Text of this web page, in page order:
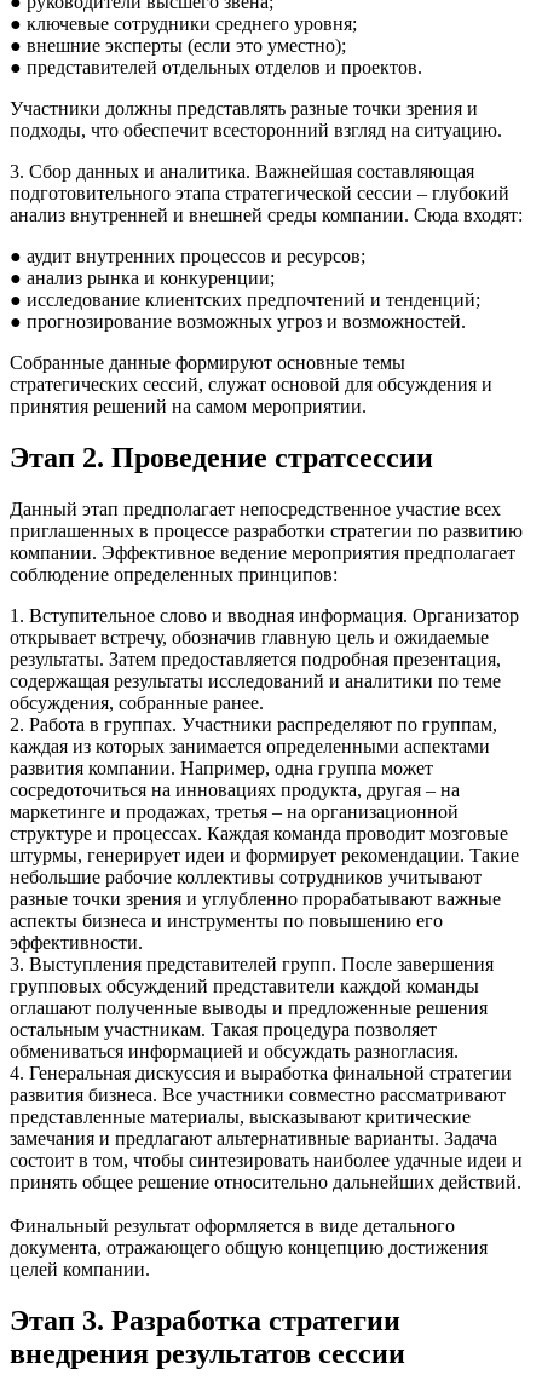
● ключевые сотрудники среднего уровня;
● внешние эксперты (если это уместно);
● представителей отдельных отделов и проектов.
Участники должны представлять разные точки зрения и
подходы, что обеспечит всесторонний взгляд на ситуацию.
3. Сбор данных и аналитика. Важнейшая составляющая
подготовительного этапа стратегической сессии – глубокий
анализ внутренней и внешней среды компании. Сюда входят:
● аудит внутренних процессов и ресурсов;
● анализ рынка и конкуренции;
● исследование клиентских предпочтений и тенденций;
● прогнозирование возможных угроз и возможностей.
Собранные данные формируют основные темы
стратегических сессий, служат основой для обсуждения и
принятия решений на самом мероприятии.
Этап 2. Проведение стратсессии
Данный этап предполагает непосредственное участие всех
приглашенных в процессе разработки стратегии по развитию
компании. Эффективное ведение мероприятия предполагает
соблюдение определенных принципов:
1. Вступительное слово и вводная информация. Организатор
открывает встречу, обозначив главную цель и ожидаемые
результаты. Затем предоставляется подробная презентация,
содержащая результаты исследований и аналитики по теме
обсуждения, собранные ранее.
2. Работа в группах. Участники распределяют по группам,
каждая из которых занимается определенными аспектами
развития компании. Например, одна группа может
сосредоточиться на инновациях продукта, другая – на
маркетинге и продажах, третья – на организационной
структуре и процессах. Каждая команда проводит мозговые
штурмы, генерирует идеи и формирует рекомендации. Такие
небольшие рабочие коллективы сотрудников учитывают
разные точки зрения и углубленно прорабатывают важные
аспекты бизнеса и инструменты по повышению его
эффективности.
3. Выступления представителей групп. После завершения
групповых обсуждений представители каждой команды
оглашают полученные выводы и предложенные решения
остальным участникам. Такая процедура позволяет
обмениваться информацией и обсуждать разногласия.
4. Генеральная дискуссия и выработка финальной стратегии
развития бизнеса. Все участники совместно рассматривают
представленные материалы, высказывают критические
замечания и предлагают альтернативные варианты. Задача
состоит в том, чтобы синтезировать наиболее удачные идеи и
принять общее решение относительно дальнейших действий.
Финальный результат оформляется в виде детального
документа, отражающего общую концепцию достижения
целей компании.
Этап 3. Разработка стратегии
внедрения результатов сессии